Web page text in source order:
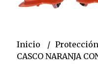
Inicio
CASCO NARANJA